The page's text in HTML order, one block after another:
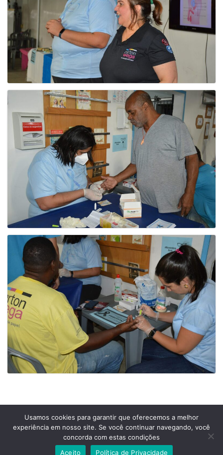
Prefeitura Municipal de Comendador Levy Gasparian
Est União Indústria, S/Nº, KM 131 Exposição, Comendador Levy Gasparian /RJ –
Usamos cookies para garantir que oferecemos a melhor
experiência em nosso site. Se você continuar navegando, você
concorda com estas condições
Aceito
Política de Privacidade